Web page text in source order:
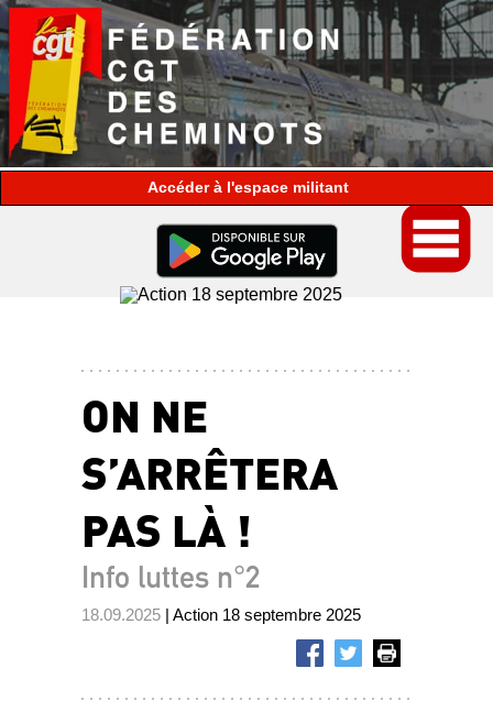
espace militant
ON NE
S’ARRÊTERA
PAS LÀ !
Info luttes n°2
18.09.2025 | Action 18 septembre 2025